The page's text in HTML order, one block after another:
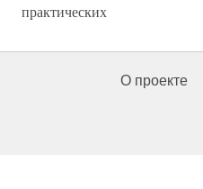
практических
О проекте